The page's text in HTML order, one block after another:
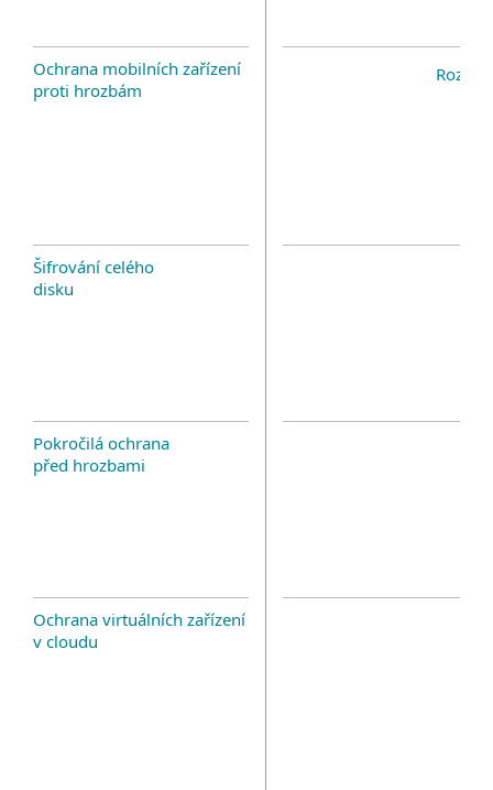
Ochrana mobilních zařízení
proti hrozbám
Šifrování celého
disku
Pokročilá ochrana
před hrozbami
Ochrana virtuálních zařízení
v cloudu